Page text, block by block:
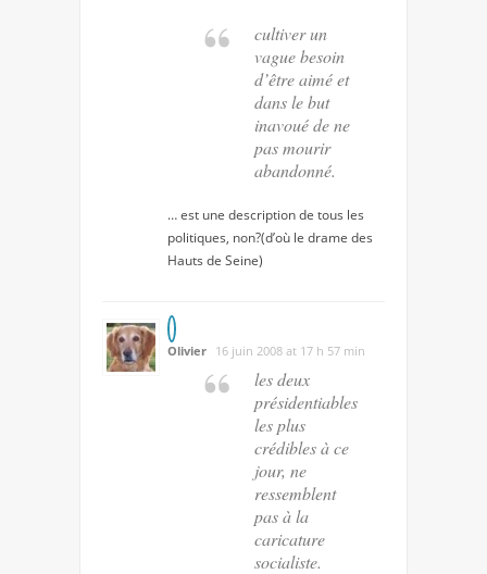
cultiver un
vague besoin
d’être aimé et
dans le but
inavoué de ne
pas mourir
abandonné.
… est une description de tous les
politiques, non?(d’où le drame des
Hauts de Seine)
Olivier 16 juin 2008 at 17 h 57 min
les deux
présidentiables
les plus
crédibles à ce
jour, ne
ressemblent
pas à la
caricature
socialiste.